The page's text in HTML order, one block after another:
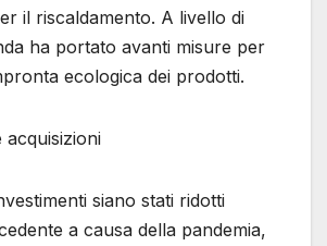
il riscaldamento. A livello di
ha portato avanti misure per
ecologica dei prodotti.
acquisizioni
siano stati ridotti
a causa della pandemia,